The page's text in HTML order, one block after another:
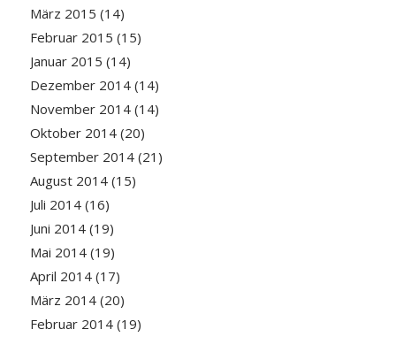
März 2015 (14)
Februar 2015 (15)
Januar 2015 (14)
Dezember 2014(14)
November 2014(14)
Oktober 2014(20)
September 2014(21)
August 2014(15)
Juli 2014(16)
Juni 2014(19)
Mai 2014(19)
April 2014(17)
März 2014(20)
Februar 2014(19)